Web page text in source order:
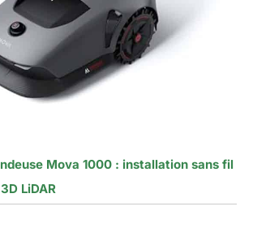
Mova 1000 : installation sans fil
LiDAR